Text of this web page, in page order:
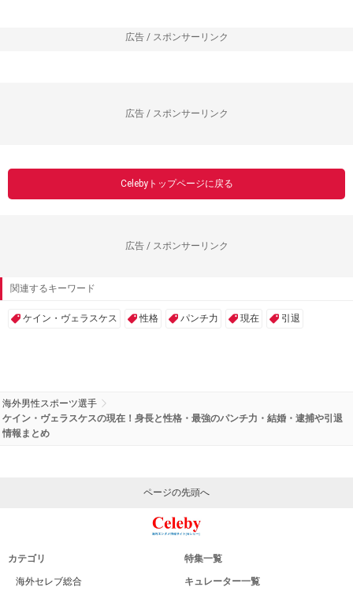
広告 / スポンサーリンク
広告 / スポンサーリンク
Celebyトップページに戻る
広告 / スポンサーリンク
関連するキーワード
ケイン・ヴェラスケス 性格 パンチ力 現在 引退
海外男性スポーツ選手
ケイン・ヴェラスケスの現在！身長と性格・最強のパンチ力・結婚・逮捕や引退
情報まとめ
ページの先頭へ
カテゴリ
海外セレブ総合
特集一覧
キュレーター一覧